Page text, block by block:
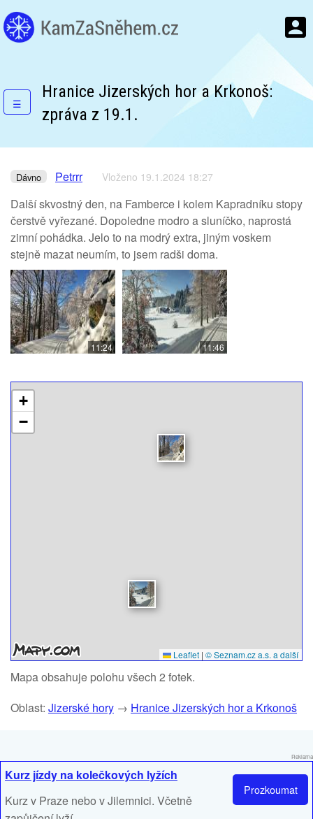
☰
Hranice Jizerských hor a Krkonoš:
zpráva z 19.1.
Dávno Petrrr Vloženo 19.1.2024 18:27
Další skvostný den, na Famberce i kolem Kapradníku stopy
čerstvě vyřezané. Dopoledne modro a sluníčko, naprostá
zimní pohádka. Jelo to na modrý extra, jiným voskem
stejně mazat neumím, to jsem radši doma.
11:24 11:46
+
−
Leaflet | © Seznam.cz a.s. a další
Mapa obsahuje polohu všech 2 fotek.
Oblast: Jizerské hory → Hranice Jizerských hor a Krkonoš
Reklama
Prozkoumat
Kurz jízdy na kolečkových lyžích
Kurz v Praze nebo v Jilemnici. Včetně